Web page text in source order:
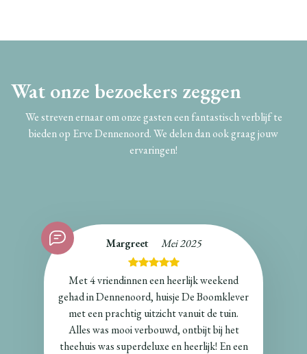
Wat onze bezoekers zeggen
We streven ernaar om onze gasten een fantastisch verblijf te
bieden op Erve Dennenoord. We delen dan ook graag jouw
ervaringen!
Margreet Mei 2025
Met 4 vriendinnen een heerlijk weekend
gehad in Dennenoord, huisje De Boomklever
met een prachtig uitzicht vanuit de tuin.
Alles was mooi verbouwd, ontbijt bij het
theehuis was superdeluxe en heerlijk! En een